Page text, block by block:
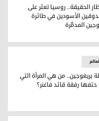
الحقيقة.. روسيا تعثر على
الأسودين في طائرة
المدمَّرة
بريغوجين.. من هي المرأة التي
رفقة قائد فاغنر؟